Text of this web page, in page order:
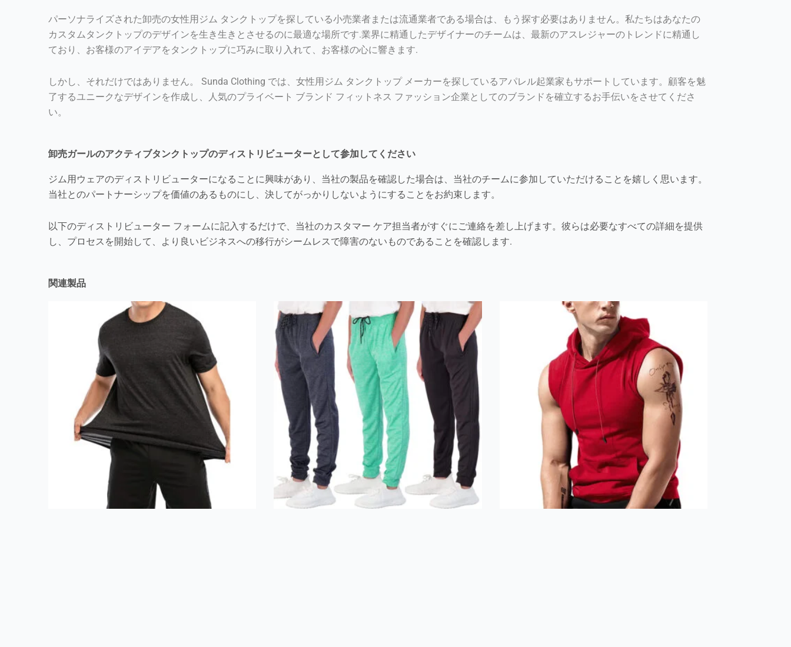
パーソナライズされた卸売の女性用ジム タンクトップを探している小売業者または流通業者である場合は、もう探す必要はありません。私たちはあなたの
カスタムタンクトップのデザインを生き生きとさせるのに最適な場所です.業界に精通したデザイナーのチームは、最新のアスレジャーのトレンドに精通し
ており、お客様のアイデアをタンクトップに巧みに取り入れて、お客様の心に響きます.
しかし、それだけではありません。 Sunda Clothing では、女性用ジム タンクトップ メーカーを探しているアパレル起業家もサポートしています。顧客を魅
了するユニークなデザインを作成し、人気のプライベート ブランド フィットネス ファッション企業としてのブランドを確立するお手伝いをさせてくださ
い。
卸売ガールのアクティブタンクトップのディストリビューターとして参加してください
ジム用ウェアのディストリビューターになることに興味があり、当社の製品を確認した場合は、当社のチームに参加していただけることを嬉しく思います。
当社とのパートナーシップを価値のあるものにし、決してがっかりしないようにすることをお約束します。
以下のディストリビューター フォームに記入するだけで、当社のカスタマー ケア担当者がすぐにご連絡を差し上げます。彼らは必要なすべての詳細を提供
し、プロセスを開始して、より良いビジネスへの移行がシームレスで障害のないものであることを確認します.
関連製品